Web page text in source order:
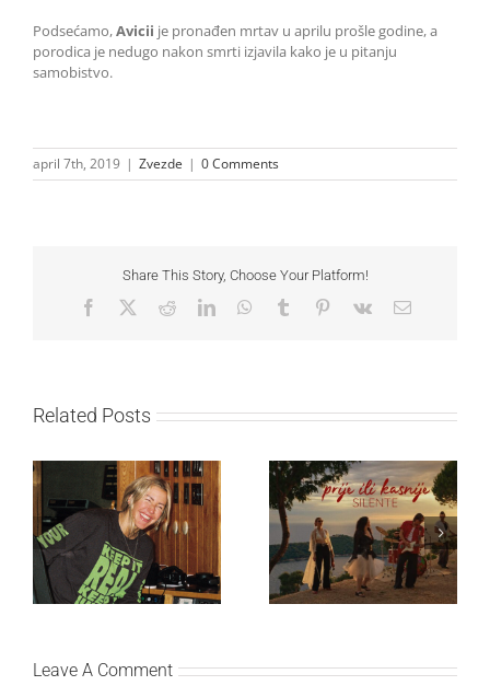
Podsećamo,Avicii je pronađen mrtav u aprilu prošle godine, a
porodica je nedugo nakon smrti izjavila kako je u pitanju
samobistvo.
april 7th, 2019 | Zvezde | 0 Comments
Share This Story, Choose Your Platform!
Facebook RedditLinkedInWhatsApp
Tumblr Pinterest
Vk Email
Related Posts
Ellie Goulding otkriva
nežniju stranu novim
singlom „4 Seasons“
Silente objavio novi
singl “Prije ili kasnije”
Leave A Comment